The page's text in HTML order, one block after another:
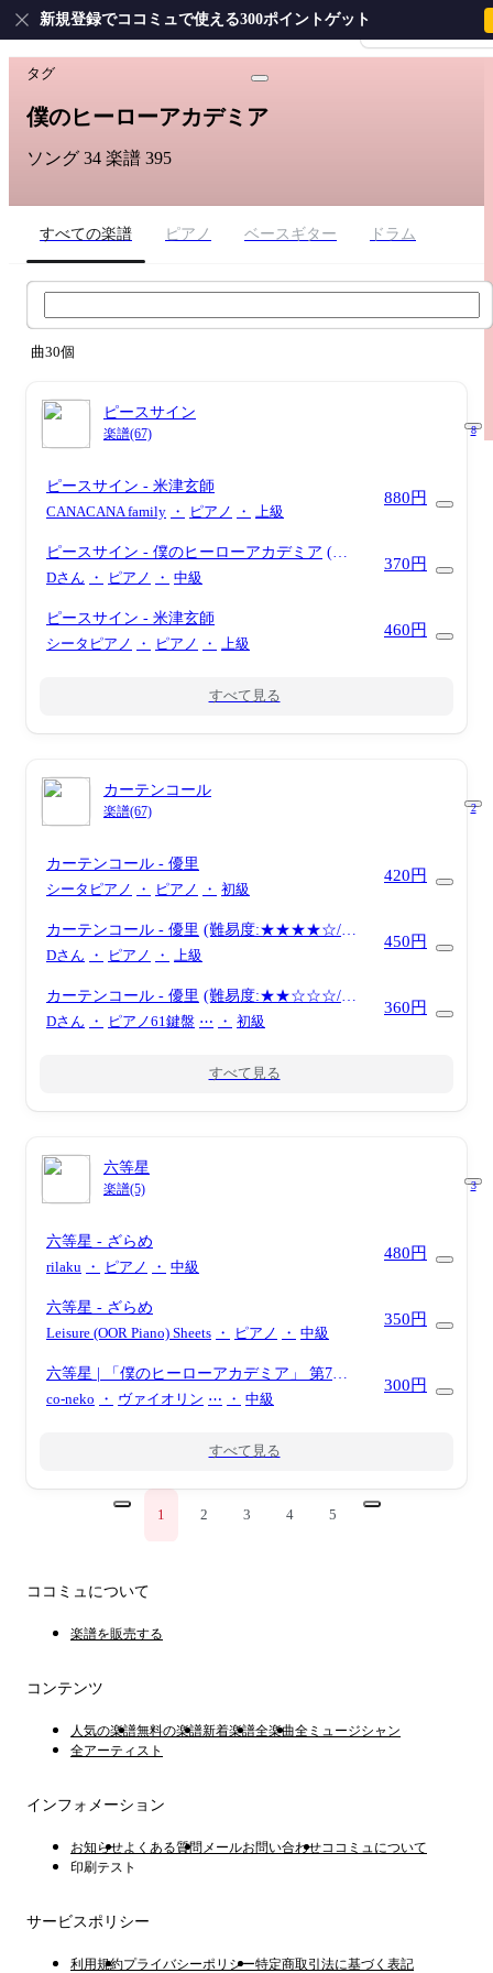
会員登録・ログイ
新規登録でココミュで使える300ポイントゲット
ホーム › 僕のヒーローアカデミア
タグ
僕のヒーローアカデミア
ソング 34 楽譜 395
すべての楽譜 ピアノ ベースギター ドラム
曲30個
ピースサイン
楽譜(67) 8
ピースサイン - 米津玄師
CANACANA family ・ ピアノ ・ 上級
880円
ピースサイン - 僕のヒーローアカデミア (難
易度：★★★☆☆)
Dさん ・ ピアノ ・ 中級
370円
ピースサイン - 米津玄師
シータピアノ
・ ピアノ ・ 上級
460円
すべて見る
カーテンコール
楽譜(67) 2
カーテンコール - 優里
シータピアノ
・ ピアノ ・ 初級
420円
カーテンコール - 優里 (難易度:★★★★☆/歌
詞・コード・ペダル付き/アニメ『僕のヒーロ
テーマ)
Dさん ・ ピアノ ・ 上級
450円
カーテンコール - 優里 (難易度:★★☆☆☆/歌
詞・コード・ペダル付き/アニメ『僕のヒーロ
Dさん ・ ピアノ61鍵盤 ⋯ ・ 初級
360円
すべて見る
六等星
楽譜(5) 3
六等星 - ざらめ
rilaku
・ ピアノ ・ 中級
480円
六等星 - ざらめ
Leisure (OOR Piano) Sheets ・ ピアノ ・ 中級
350円
六等星 | 「僕のヒーローアカデミア」 第7期
ED 2- ざらめ
co-neko ・ ヴァイオリン ⋯ ・ 中級
300円
すべて見る
1 2 3 4 5
ココミュについて
楽譜を販売する
コンテンツ
人気の楽譜無料の楽譜新着楽譜全楽曲全ミュージシャン
全アーティスト
インフォメーション
お知らせよくある質問 メールお問い合わせココミュについて
印刷テスト
サービスポリシー
利用規約プライバシーポリシー特定商取引法に基づく表記